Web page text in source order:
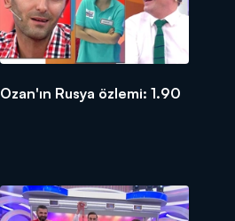
Ozan'ın Rusya özlemi: 1.90